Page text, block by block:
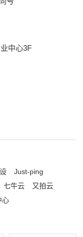
中心3F
Just-ping
七牛云
又拍云
心